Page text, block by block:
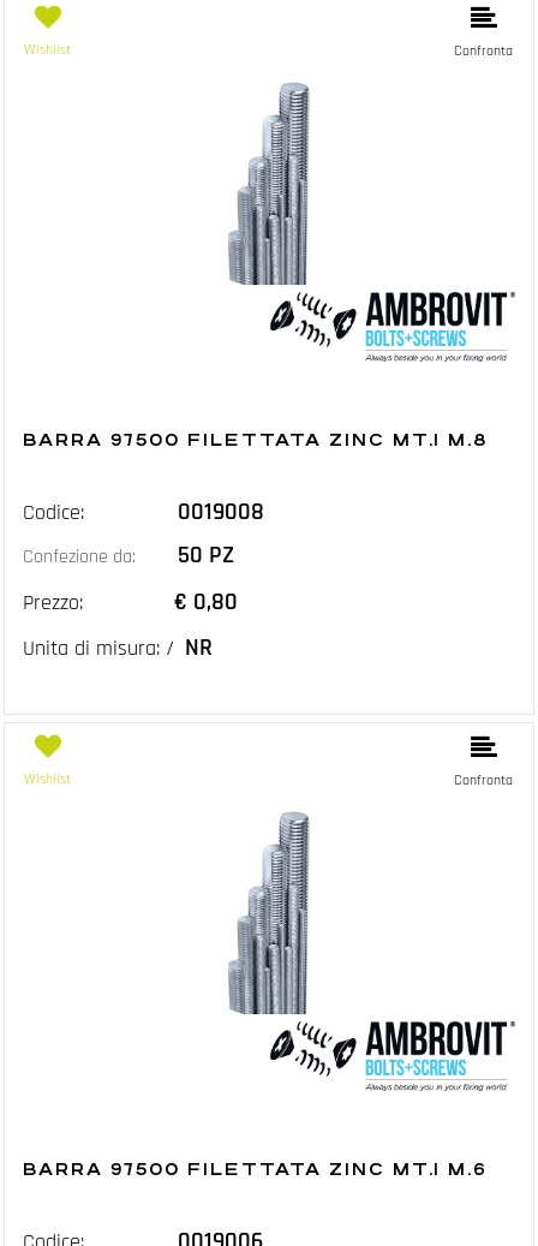
Wishlist Confronta
BARRA 97500 FILETTATA ZINC MT.1 M.8
Codice: 0019008
Confezione da: 50 PZ
Prezzo: € 0,80
Unita di misura: / NR
Wishlist Confronta
BARRA 97500 FILETTATA ZINC MT.1 M.6